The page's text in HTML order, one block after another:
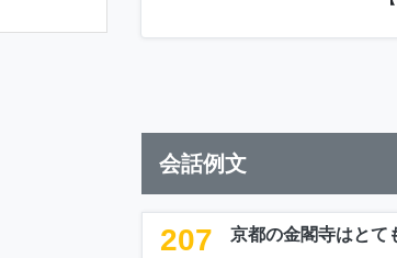
会話例文
207 京都の金閣寺はとて